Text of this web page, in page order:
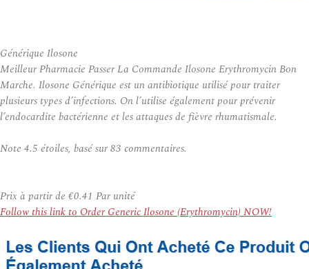
Générique Ilosone
Meilleur Pharmacie Passer La Commande Ilosone Erythromycin Bon
Marche. Ilosone Générique est un antibiotique utilisé pour traiter
plusieurs types d’infections. On l’utilise également pour prévenir
l’endocardite bactérienne et les attaques de fièvre rhumatismale.
Note 4.5 étoiles, basé sur83 commentaires.
Prix à partir de €0.41 Par unité
Follow this link to Order Generic Ilosone (Erythromycin) NOW!